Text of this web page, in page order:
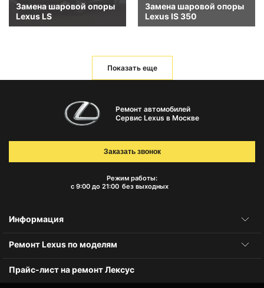
Замена шаровой опоры
Lexus LS
Замена шаровой опоры
Lexus IS 350
Показать еще
Ремонт автомобилей
Сервис Lexus в Москве
Режим работы:
с 9:00 до 21:00 без выходных
Заказать звонок
Информация
Ремонт Lexus по моделям
Прайс-лист на ремонт Лексус